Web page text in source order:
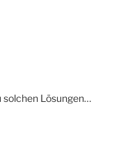
solchen Lösungen…